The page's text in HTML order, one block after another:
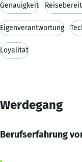
Genauigkeit
Eigenverantwortung
Loyalität
Werdegang
Berufserfahrung